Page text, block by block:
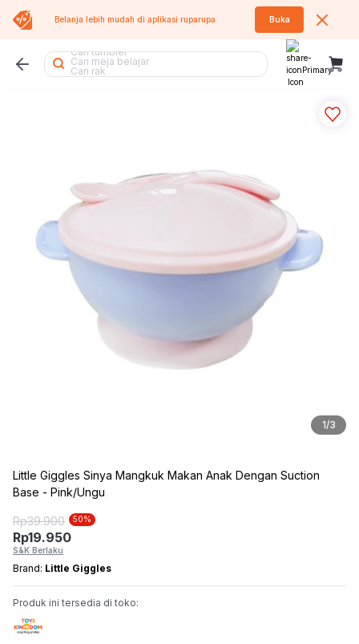
Belanja lebih mudah di aplikasi ruparupa Buka
Cari tumbler
Cari meja belajar
Cari rak
Cari rak buku
Cari tempat sampah
Cari lemari
Cari sofa
Cari lemari pakaian
Cari meja lipat
Cari kasur
Cari kursi
1/3
Little Giggles Sinya Mangkuk Makan Anak Dengan Suction
Base - Pink/Ungu
Rp39.900 50%
Rp19.950
S&K Berlaku
Brand: Little Giggles
Produk ini tersedia di toko: